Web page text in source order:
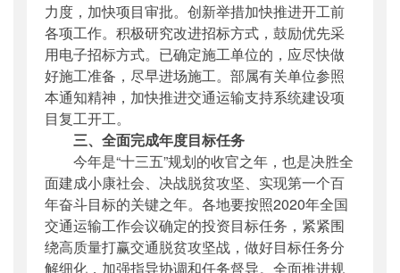
力度，加快项目审批。创新举措加快推进开工前
各项工作。积极研究改进招标方式，鼓励优先采
用电子招标方式。已确定施工单位的，应尽快做
好施工准备，尽早进场施工。部属有关单位参照
本通知精神，加快推进交通运输支持系统建设项
目复工开工。
三、全面完成年度目标任务
今年是“十三五”规划的收官之年，也是决胜全
面建成小康社会、决战脱贫攻坚、实现第一个百
年奋斗目标的关键之年。各地要按照2020年全国
交通运输工作会议确定的投资目标任务，紧紧围
绕高质量打赢交通脱贫攻坚战，做好目标任务分
解细化，加强指导协调和任务督导。全面推进规